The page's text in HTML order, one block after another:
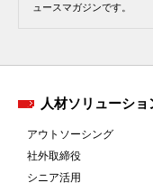
ュースマガジンです。
人材ソリューショ
アウトソーシング
社外取締役
シニア活用